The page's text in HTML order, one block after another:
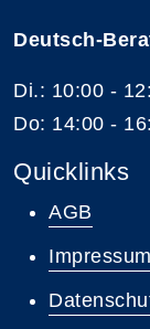
Deutsch-
Di.: 10:00 -
Do: 14:00 -
Quicklinks
AGB
Impressum